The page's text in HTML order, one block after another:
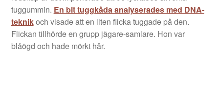
tuggummin. En bit tuggkåda analyserades med DNA-
teknikoch visade att en liten flicka tuggade på den.
Flickan tillhörde en grupp jägare-samlare. Hon var
blåögd och hade mörkt hår.